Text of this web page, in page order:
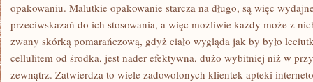
opakowaniu. Malutkie opakowanie starcza na długo, są więc
przeciwskazań do ich stosowania, a więc możliwie każdy może z
zwany skórką pomarańczową, gdyż ciało wygląda jak by było
cellulitem od środka, jest nader efektywna, dużo wybitniej niż w
zewnątrz. Zatwierdza to wiele zadowolonych klientek apteki